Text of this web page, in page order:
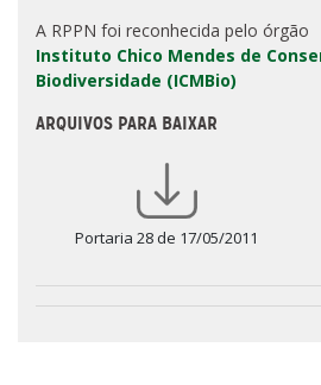
A RPPN foi reconhecida pelo órgão
Instituto Chico Mendes de
Biodiversidade (ICMBio)
ARQUIVOS PARA BAIXAR
Portaria 28 de 17/05/2011